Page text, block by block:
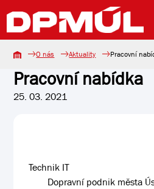
O nás Aktuality Pracovní
Pracovní nabídka
25. 03. 2021
Technik IT
Dopravní podnik města